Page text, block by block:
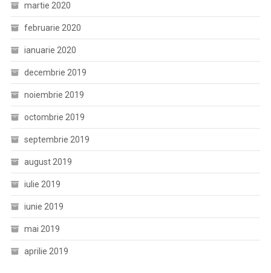
martie 2020
februarie 2020
ianuarie 2020
decembrie 2019
noiembrie 2019
octombrie 2019
septembrie 2019
august 2019
iulie 2019
iunie 2019
mai 2019
aprilie 2019